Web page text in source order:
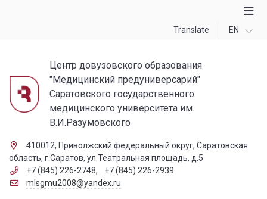
Translate EN
Центр довузовского образования
"Медицинский предуниверсарий"
Саратовского государственного
медицинского университета им.
В.И.Разумовского
410012, Приволжский федеральный округ, Саратовская
область, г.Саратов, ул.Театральная площадь, д.5
+7 (845) 226-2748,
+7 (845) 226-2939
mlsgmu2008@yandex.ru